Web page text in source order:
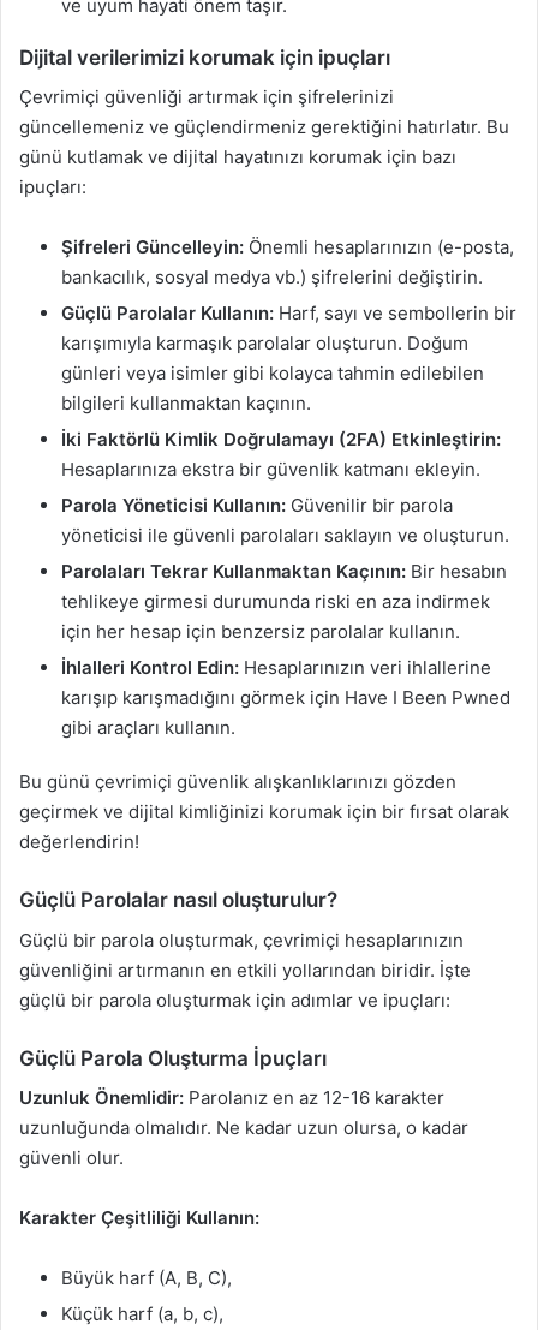
ve uyum hayati önem taşır.
Dijital verilerimizi korumak için ipuçları
Çevrimiçi güvenliği artırmak için şifrelerinizi
güncellemeniz ve güçlendirmeniz gerektiğini hatırlatır. Bu
günü kutlamak ve dijital hayatınızı korumak için bazı
ipuçları:
Şifreleri Güncelleyin: Önemli hesaplarınızın (e-posta,
bankacılık, sosyal medya vb.) şifrelerini değiştirin.
Güçlü Parolalar Kullanın: Harf, sayı ve sembollerin bir
karışımıyla karmaşık parolalar oluşturun. Doğum
günleri veya isimler gibi kolayca tahmin edilebilen
bilgileri kullanmaktan kaçının.
İki Faktörlü Kimlik Doğrulamayı (2FA) Etkinleştirin:
Hesaplarınıza ekstra bir güvenlik katmanı ekleyin.
Parola Yöneticisi Kullanın: Güvenilir bir parola
yöneticisi ile güvenli parolaları saklayın ve oluşturun.
Parolaları Tekrar Kullanmaktan Kaçının: Bir hesabın
tehlikeye girmesi durumunda riski en aza indirmek
için her hesap için benzersiz parolalar kullanın.
İhlalleri Kontrol Edin: Hesaplarınızın veri ihlallerine
karışıp karışmadığını görmek için Have I Been Pwned
gibi araçları kullanın.
Bu günü çevrimiçi güvenlik alışkanlıklarınızı gözden
geçirmek ve dijital kimliğinizi korumak için bir fırsat olarak
değerlendirin!
Güçlü Parolalar nasıl oluşturulur?
Güçlü bir parola oluşturmak, çevrimiçi hesaplarınızın
güvenliğini artırmanın en etkili yollarından biridir. İşte
güçlü bir parola oluşturmak için adımlar ve ipuçları:
Güçlü Parola Oluşturma İpuçları
Uzunluk Önemlidir: Parolanız en az 12-16 karakter
uzunluğunda olmalıdır. Ne kadar uzun olursa, o kadar
güvenli olur.
Karakter Çeşitliliği Kullanın:
Büyük harf (A, B, C),
Küçük harf (a, b, c),